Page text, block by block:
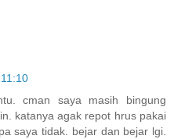
cman saya masih bingung
katanya agak repot hrus pakai
saya tidak. bejar dan bejar lgi.